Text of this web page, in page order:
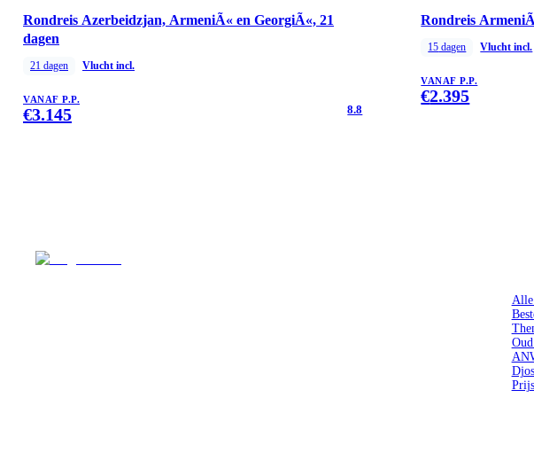
Rondreis Azerbeidzjan, ArmeniÃ« en GeorgiÃ«, 21
dagen
21 dagen Vlucht incl.
VANAF P.P.
€3.145 8.8
Rondreis
15 dagen Vlucht incl.
VANAF P.P.
€2.395
Alle